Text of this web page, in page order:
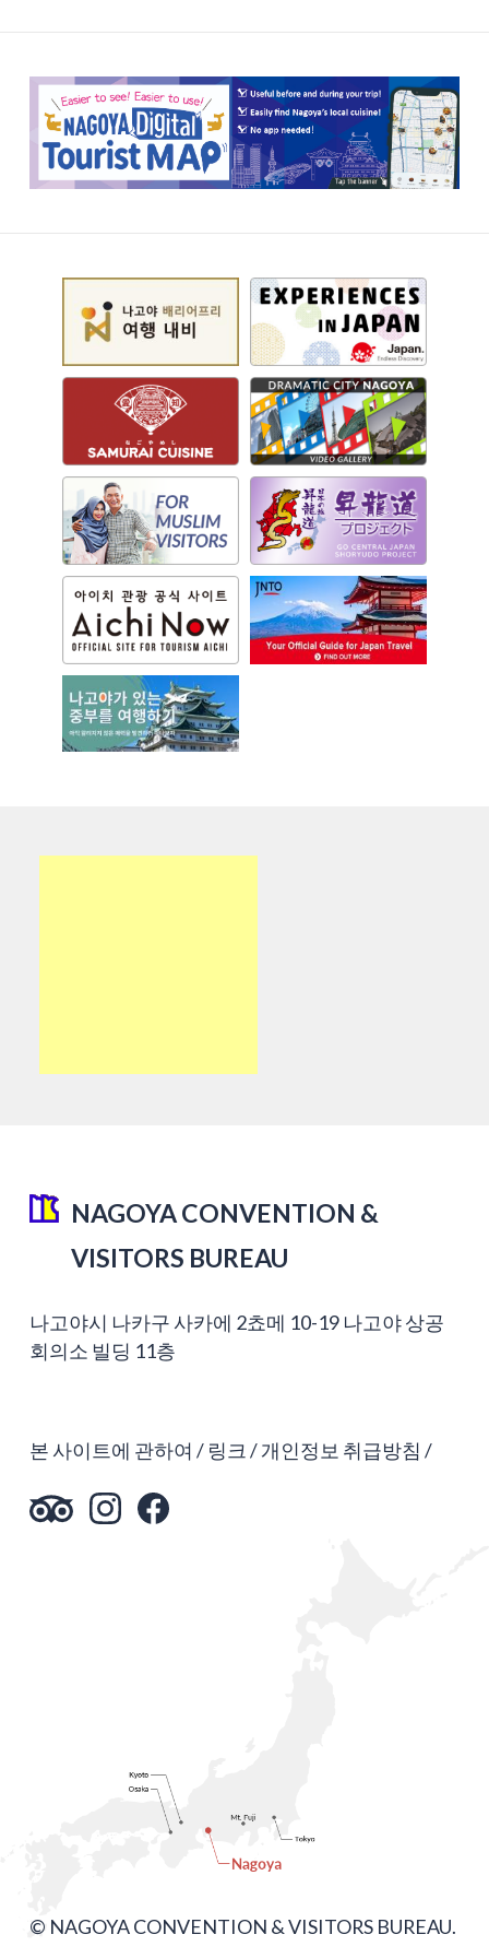
NAGOYA CONVENTION &
VISITORS BUREAU
나고야시 나카구 사카에 2쵸메 10-19 나고야 상공
회의소 빌딩 11층
본 사이트에 관하여 링크 개인정보 취급방침
© NAGOYA CONVENTION & VISITORS BUREAU.